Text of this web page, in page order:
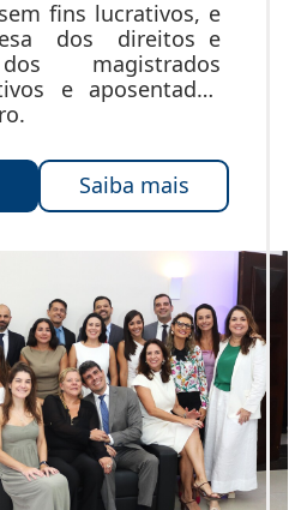
fins lucrativos, e
dos direitos e
magistrados
e aposentados
Saiba mais